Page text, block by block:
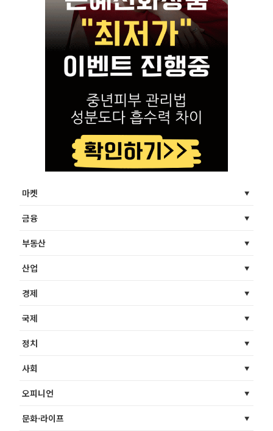
마켓
금융
부동산
산업
경제
국제
정치
사회
오피니언
문화·라이프